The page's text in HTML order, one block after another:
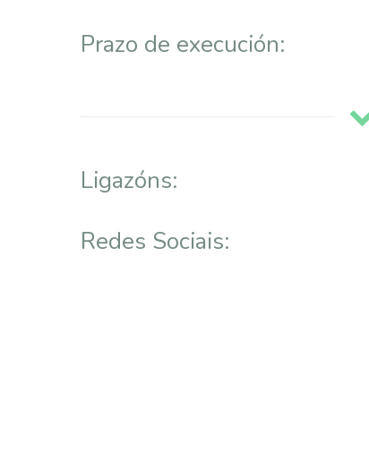
Prazo de execución:
Ligazóns:
Redes Sociais: